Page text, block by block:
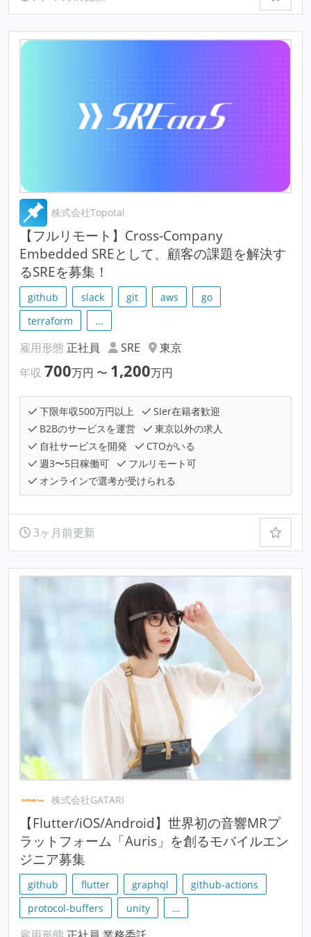
株式会社Topotal
【フルリモート】Cross-Company
Embedded SREとして、顧客の課題を解決す
るSREを募集！
github slack git aws
go
terraform
…
雇用形態 正社員 SRE
東京
年収 700万円 〜 1,200万円
下限年収500万円以上
SIer在籍者歓迎
B2Bのサービスを運営
東京以外の求人
自社サービスを開発
CTOがいる
週3〜5日稼働可
フルリモート可
オンラインで選考が受けられる
3ヶ月前更新
株式会社GATARI
【Flutter/iOS/Android】世界初の音響MRプ
ラットフォーム「Auris」を創るモバイルエン
ジニア募集
github flutter graphql
github-actions
protocol-buffers
unity …